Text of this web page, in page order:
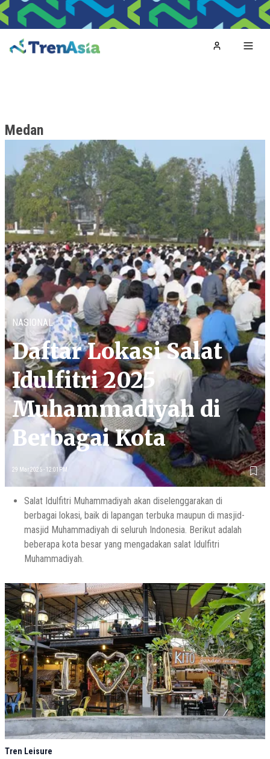
Home
Medan
NASIONAL
Daftar Lokasi Salat
Idulfitri 2025
Muhammadiyah di
Berbagai Kota
29 Mar 2025 - 12:01PM
Salat Idulfitri Muhammadiyah akan diselenggarakan di
berbagai lokasi, baik di lapangan terbuka maupun di masjid-
masjid Muhammadiyah di seluruh Indonesia. Berikut adalah
beberapa kota besar yang mengadakan salat Idulfitri
Muhammadiyah.
Tren Leisure